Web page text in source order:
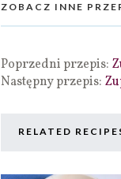
ZOBACZ INNE
Poprzedni przepis:
Następny przepis:
RELATED